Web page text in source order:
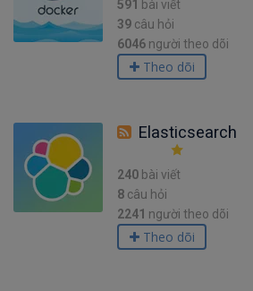
591 bài viết
39 câu hỏi
6046 người theo dõi
Theo dõi
Elasticsearch
240 bài viết
8 câu hỏi
2241 người theo dõi
Theo dõi